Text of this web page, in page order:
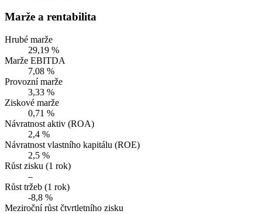
Marže a rentabilita
Hrubé marže
29,19 %
Marže EBITDA
7,08 %
Provozní marže
3,33 %
Ziskové marže
0,71 %
Návratnost aktiv (ROA)
2,4 %
Návratnost vlastního kapitálu (ROE)
2,5 %
Růst zisku (1 rok)
–
Růst tržeb (1 rok)
-8,8 %
Meziroční růst čtvrtletního zisku